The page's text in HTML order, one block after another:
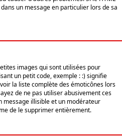
un message en particulier lors de sa
images qui sont utilisées pour
un petit code, exemple : :) signifie
la liste complète des émoticônes lors
de ne pas utiliser abusivement ces
message illisible et un modérateur
de le supprimer entièrement.